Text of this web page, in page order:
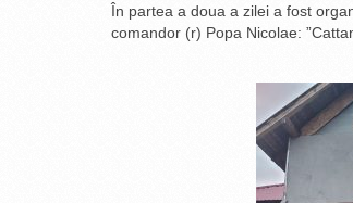
În partea a doua a zilei a fost
comandor (r) Popa Nicolae: